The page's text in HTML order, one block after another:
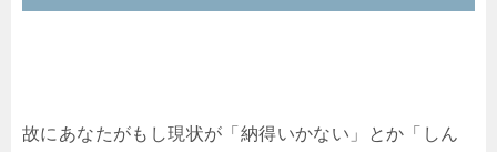
故にあなたがもし現状が「納得いかない」とか「しん